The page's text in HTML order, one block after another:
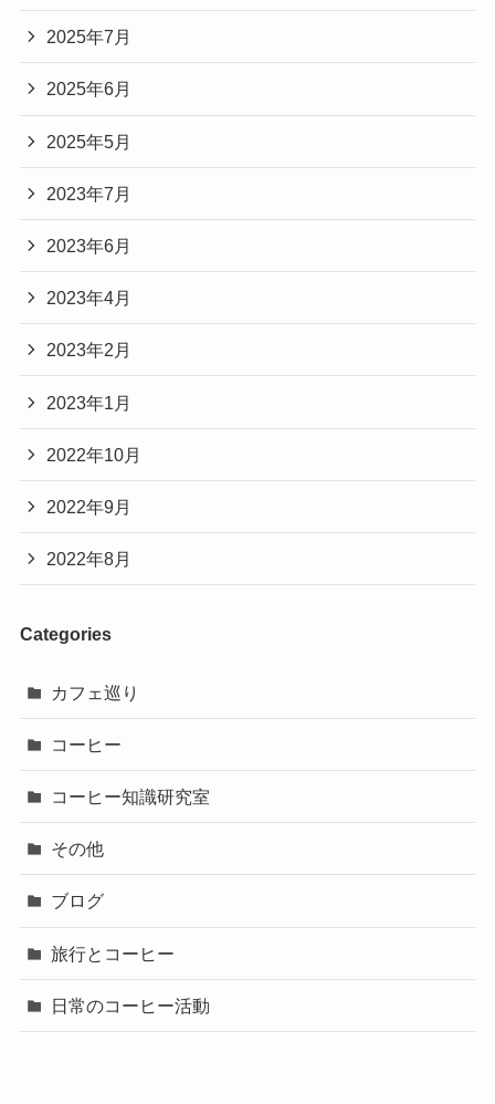
2025年7月
2025年6月
2025年5月
2023年7月
2023年6月
2023年4月
2023年2月
2023年1月
2022年10月
2022年9月
2022年8月
Categories
カフェ巡り
コーヒー
コーヒー知識研究室
その他
ブログ
旅行とコーヒー
日常のコーヒー活動